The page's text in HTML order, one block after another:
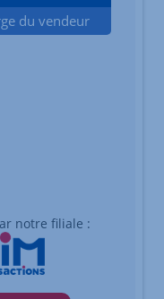
du vendeur
notre filiale :